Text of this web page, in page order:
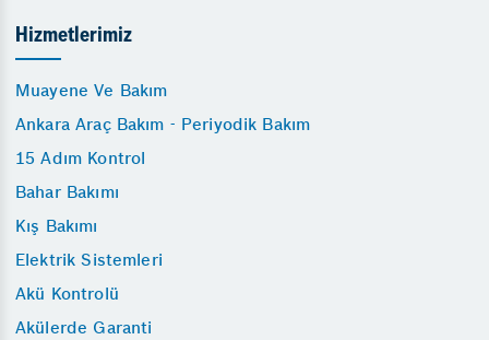
Hizmetlerimiz
Muayene Ve Bakım
Ankara Araç Bakım - Periyodik Bakım
15 Adım Kontrol
Bahar Bakımı
Kış Bakımı
Elektrik Sistemleri
Akü Kontrolü
Akülerde Garanti